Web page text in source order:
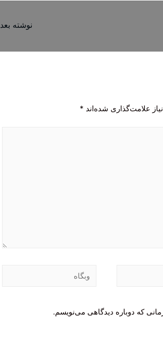
نوشته بعد
علامت‌گذاری شده‌اند *
وبگاه
که دوباره دیدگاهی می‌نویسم.